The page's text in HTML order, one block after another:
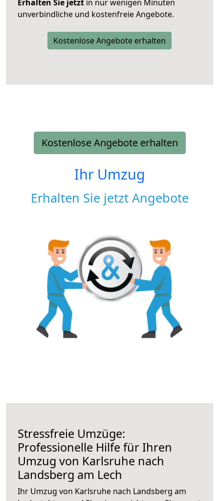
Erhalten Sie jetzt in nur wenigen Minuten
unverbindliche und kostenfreie Angebote.
Kostenlose Angebote erhalten
Kostenlose Angebote erhalten
Ihr Umzug
Erhalten Sie jetzt Angebote
Stressfreie Umzüge:
Professionelle Hilfe für Ihren
Umzug von Karlsruhe nach
Landsberg am Lech
Ihr Umzug von Karlsruhe nach Landsberg am